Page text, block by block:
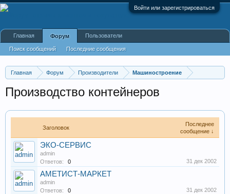
Войти или зарегистрироваться
Главная Форум Производители Машиностроение
Производство контейнеров
Заголовок
Последнее
сообщение ↓
ЭКО-СЕРВИС
admin
Ответов:
0 31 дек 2002
АМЕТИСТ-МАРКЕТ
admin
Ответов:
0 31 дек 2002
Главная Форум
Поиск сообщений Последние сообщения
Пользователи